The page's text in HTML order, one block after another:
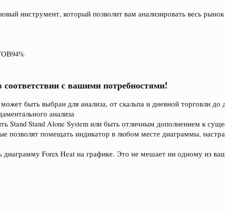
инструмент, который позволит вам анализировать весь
с вашими потребностями!
быть выбран для анализа, от скальпа и дневной торговли
анализа
Stand Stand Alone System или быть отличным дополнением к
позволят помещать индикатор в любом месте диаграммы,
диаграмму Forex Heat на графике. Это не мешает ни одному из